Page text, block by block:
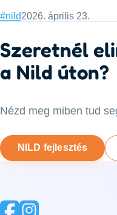
Categories:
#nildPublished:
2026. április 23.
Szeretnél
a Nild úton?
Nézd meg miben tud
NILD fejlesztés